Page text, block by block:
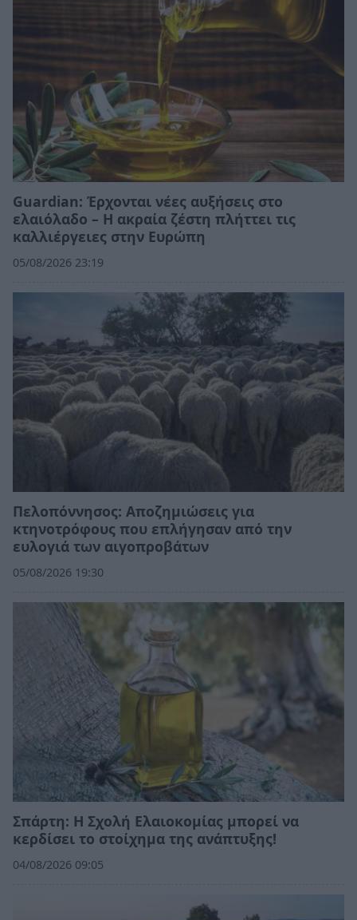
Guardian: Έρχονται νέες αυξήσεις στο
ελαιόλαδο – Η ακραία ζέστη πλήττει τις
καλλιέργειες στην Ευρώπη
05/08/2026 23:19
Πελοπόννησος: Αποζημιώσεις για
κτηνοτρόφους που επλήγησαν από την
ευλογιά των αιγοπροβάτων
05/08/2026 19:30
Σπάρτη: Η Σχολή Ελαιοκομίας μπορεί να
κερδίσει το στοίχημα της ανάπτυξης!
04/08/2026 09:05